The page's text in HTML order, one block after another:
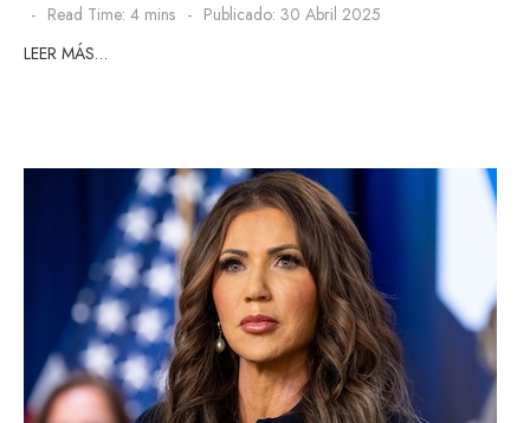
Read Time: 4 mins
Publicado: 30 Abril 2025
LEER MÁS…